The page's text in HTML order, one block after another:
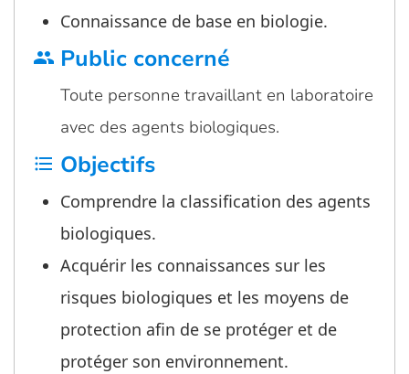
Connaissance de base en biologie.
group Public concerné
Toute personne travaillant en laboratoire
avec des agents biologiques.
format_list_bulleted Objectifs
Comprendre la classification des agents
biologiques.
Acquérir les connaissances sur les
risques biologiques et les moyens de
protection afin de se protéger et de
protéger son environnement.